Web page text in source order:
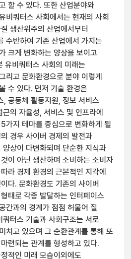
할 수 있다. 또한 산업분야와
비쿼터스 사회에서는 현재의 사회
생산위주의 산업에서부터
수반하여 기존 산업에서 가지는
크게 변화하는 양상을 보이고
유비쿼터스 사회의 미래는
리고 문화환경으로 분야 이렇게
수 있다. 먼저 기술 환경은
, 공동체 활동지원, 정보 서비스
의 자율성, 서비스 및 인프라에
가지 테마를 중심으로 변화하게 될
경우 사이버 경제의 발전과
상이 다변화되며 단순한 지식과
이 아닌 생산하며 소비하는 소비자
라 경제 환경의 근본적인 지각에
다. 문화환경도 기존의 사이버
태로 각종 발달하는 인터페이스
간과의 경계가 점점 허물어 질
터스 기술과 사회구조는 서로
치고 있으며 그 순환관계를 통해 또
련되는 관계를 형성하고 있다.
적인 미래 모습이외에도